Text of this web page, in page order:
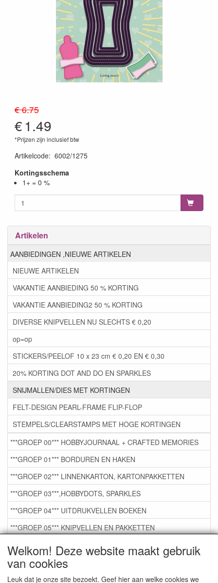
Welkom! Deze website maakt gebruik
van cookies
Leuk dat je onze site bezoekt. Geef hier aan welke cookies we
€ 6.75
€1.49
*Prijzen zijn inclusief btw
Artikelcode: 6002/1275
Kortingsschema
1+ = 0 %
Artikelen
AANBIEDINGEN ,NIEUWE ARTIKELEN
NIEUWE ARTIKELEN
VAKANTIE AANBIEDING 50 % KORTING
VAKANTIE AANBIEDING2 50 % KORTING
DIVERSE KNIPVELLEN NU SLECHTS € 0,20
op=op
STICKERS/PEELOF 10 x 23 cm € 0,20 EN € 0,30
20% KORTING DOT AND DO EN SPARKLES
SNIJMALLEN/DIES MET KORTINGEN
FELT-DESIGN PEARL-FRAME FLIP-FLOP
STEMPELS/CLEARSTAMPS MET HOGE KORTINGEN
***GROEP 00*** HOBBYJOURNAAL + CRAFTED MEMORIES
***GROEP 01*** BORDUREN EN HAKEN
***GROEP 02*** LINNENKARTON, KARTONPAKKETTEN
***GROEP 03***,HOBBYDOTS, SPARKLES
***GROEP 04*** UITDRUKVELLEN BOEKEN
***GROEP 05*** KNIPVELLEN EN PAKKETTEN
***GROEP 06*** TAPE/LIJM SNIJMALLEN STEMPELS
***GROEP 07*** KAARTEN +SCRAP TOEBEHOREN
***GROEP 08*** TEKENEN EN KLEUREN, GELPEN,MARKER